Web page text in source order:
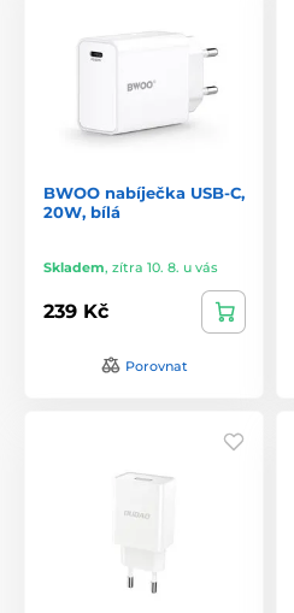
BWOO nabíječka USB-C,
20W, bílá
Skladem, zítra 10. 8. u vás
239 Kč
Porovnat